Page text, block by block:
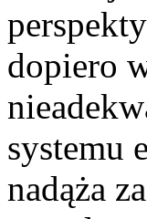
dopiero
systemu
nadąża